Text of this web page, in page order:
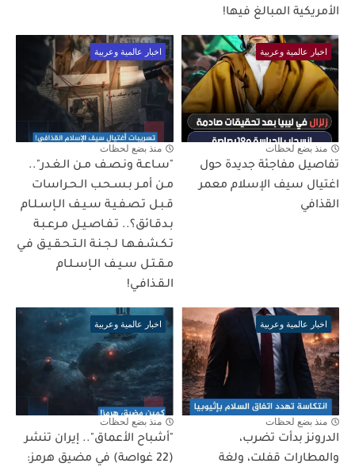
الأمريكية المبالغ فيها!
اخبار عالمية وعربية
منذ بضع لحظات
تفاصيل مفاجئة جديدة حول
اغتيال سيف الإسلام معمر
القذافي
اخبار عالمية وعربية
منذ بضع لحظات
"سـاعـة ونـصـف مـن الـغـدر"..
مـن أمـر بـسـحـب الـحـراسات
قـبـل تـصـفـيـة سـيـف الـإسـلـام
بـدقـائق؟.. تـفـاصـيـل مـرعـبـة
تـكـشـفـهـا لـجـنـة الـتـحـقـيـق فـي
مـقـتـل سـيـف الـإسـلـام
الـقـذافـي!
اخبار عالمية وعربية
منذ بضع لحظات
الدرونز بدأت تضرب،
والمطارات قفلت، ولغة
اخبار عالمية وعربية
منذ بضع لحظات
"أشباح الأعماق".. إيران تنشر
(22 غواصة) في مضيق هرمز: